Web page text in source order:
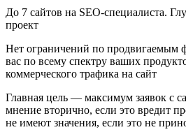
До 7 сайтов на SEO-специалиста.
проект
Нет ограничений по продвигаемым
вас по всему спектру ваших
коммерческого трафика на сайт
Главная цель — максимум заявок с
мнение вторично, если это вредит
не имеют значения, если это не